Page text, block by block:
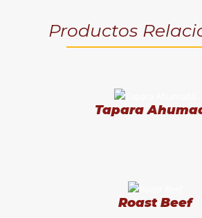
Productos
Tapara
Roast Beef